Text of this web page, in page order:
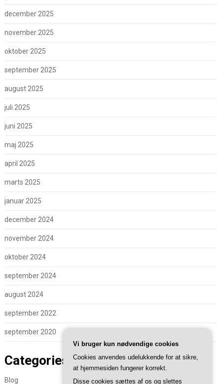
december 2025
november 2025
oktober 2025
september 2025
august 2025
juli 2025
juni 2025
maj 2025
april 2025
marts 2025
januar 2025
december 2024
november 2024
oktober 2024
september 2024
august 2024
september 2022
september 2020
Categories
Blog
Vi bruger kun nødvendige cookies
Cookies anvendes udelukkende for at sikre,
at hjemmesiden fungerer korrekt.
Disse cookies sættes af os og slettes